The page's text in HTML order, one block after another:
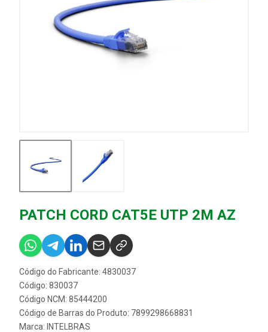
PATCH CORD CAT5E UTP 2M AZ
Código do Fabricante: 4830037
Código: 830037
Código NCM: 85444200
Código de Barras do Produto: 7899298668831
Marca: INTELBRAS